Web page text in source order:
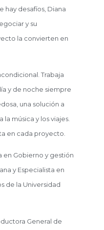
hay desafíos, Diana
y su
la convierten en
Trabaja
y de noche siempre
una solución a
música y los viajes.
en cada proyecto.
en Gobierno y gestión
y Especialista en
de la Universidad
General de